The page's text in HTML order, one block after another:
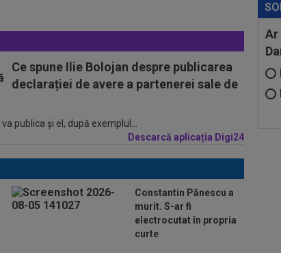
Ce spune Ilie Bolojan despre publicarea
declarației de avere a partenerei sale de
publica şi el, după exemplul...
Descarcă aplicația Digi24
Ar
Constantin Pănescu a
murit. S-ar fi
electrocutat în propria
curte